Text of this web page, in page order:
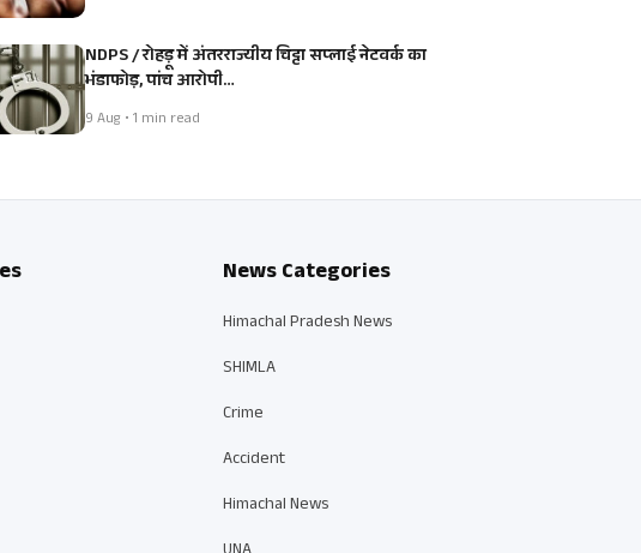
NDPS / रोहड़ू में अंतरराज्यीय चिट्टा सप्लाई नेटवर्क का
भंडाफोड़, पांच आरोपी…
9 Aug • 1 min read
News Categories
Himachal Pradesh News
SHIMLA
Crime
Accident
Himachal News